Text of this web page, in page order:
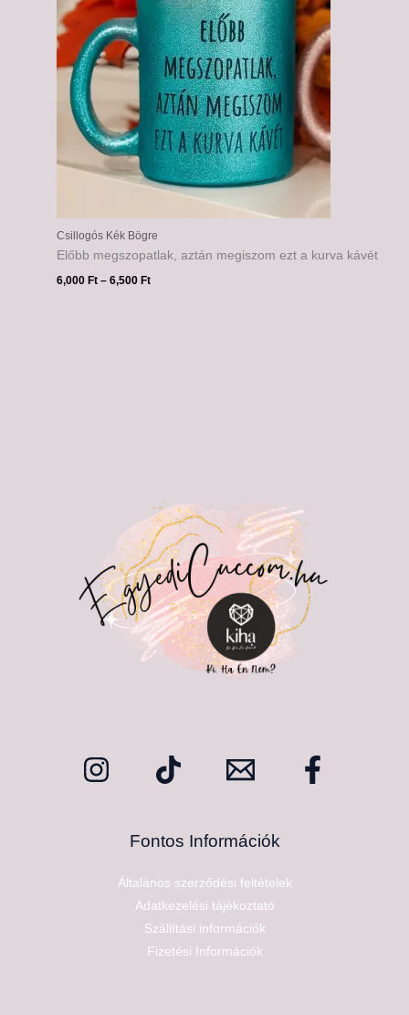
Csillogós Kék Bögre
Előbb megszopatlak, aztán megiszom ezt a kurva kávét
6,000 Ft – 6,500 Ft
Fontos Információk
Általános szerződési feltételek
Adatkezelési tájékoztató
Szállítási információk
Fizetési Információk